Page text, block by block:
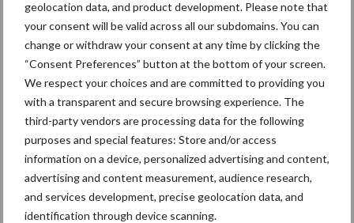
geolocation data, and product development. Please note that
your consent will be valid across all our subdomains. You can
change or withdraw your consent at any time by clicking the
“Consent Preferences” button at the bottom of your screen.
We respect your choices and are committed to providing you
with a transparent and secure browsing experience. The
third-party vendors are processing data for the following
purposes and special features: Store and/or access
information on a device, personalized advertising and content,
advertising and content measurement, audience research,
and services development, precise geolocation data, and
identification through device scanning.
Primaire
Sidebar
Recent nieuws Partner nieuws
7 aug
Britse varkenssector vreest
Toon meer